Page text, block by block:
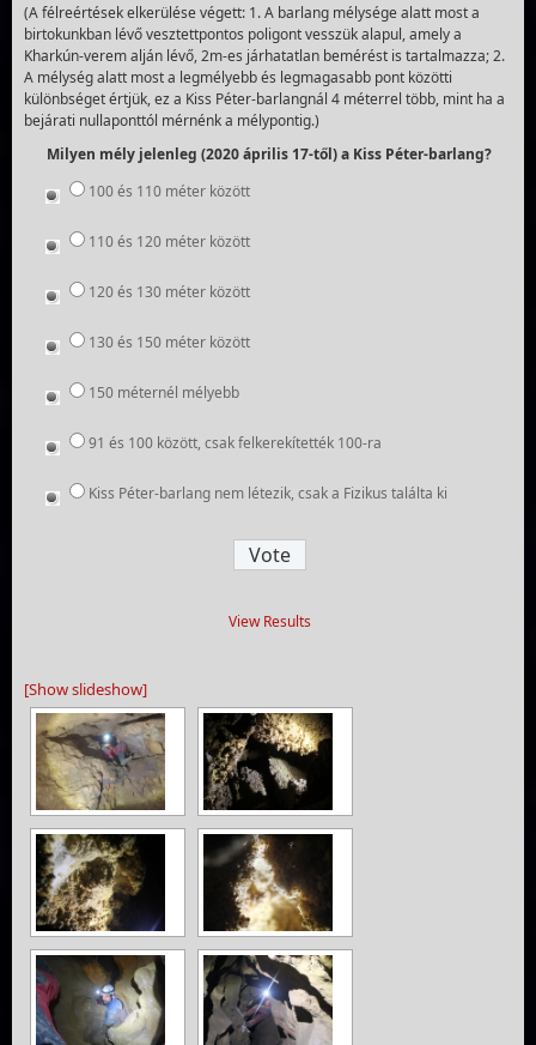
(A félreértések elkerülése végett: 1. A barlang mélysége alatt most a
birtokunkban lévő vesztettpontos poligont vesszük alapul, amely a
Kharkún-verem alján lévő, 2m-es járhatatlan bemérést is tartalmazza; 2.
A mélység alatt most a legmélyebb és legmagasabb pont közötti
különbséget értjük, ez a Kiss Péter-barlangnál 4 méterrel több, mint ha a
bejárati nullaponttól mérnénk a mélypontig.)
Milyen mély jelenleg (2020 április 17-től) a Kiss Péter-barlang?
100 és 110 méter között
110 és 120 méter között
120 és 130 méter között
130 és 150 méter között
150 méternél mélyebb
91 és 100 között, csak felkerekítették 100-ra
Kiss Péter-barlang nem létezik, csak a Fizikus találta ki
View Results
[Show slideshow]